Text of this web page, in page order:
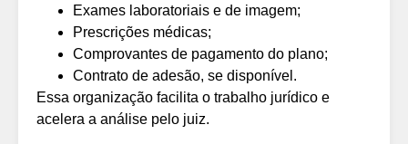
Exames laboratoriais e de imagem;
Prescrições médicas;
Comprovantes de pagamento do plano;
Contrato de adesão, se disponível.
Essa organização facilita o trabalho jurídico e
acelera a análise pelo juiz.